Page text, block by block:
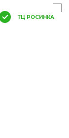
ТЦ РОСИНКА